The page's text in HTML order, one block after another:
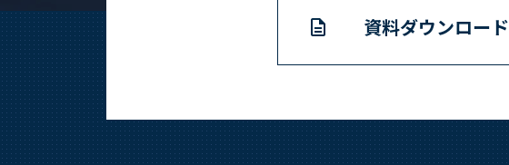
資料ダウンロード